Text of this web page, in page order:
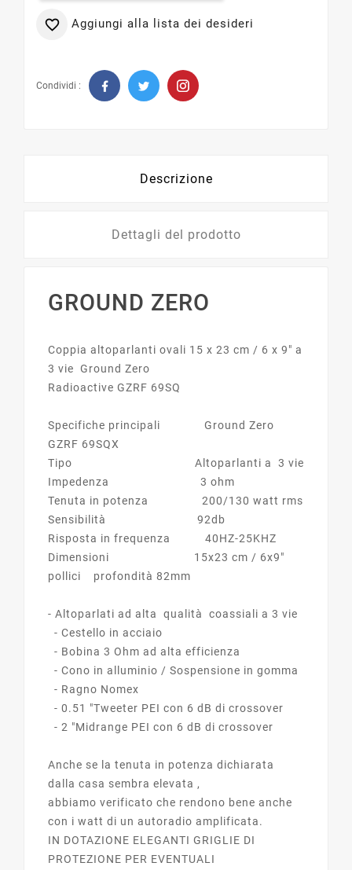
 Aggiungi alla lista dei desideri
Condividi :
Descrizione
Dettagli del prodotto
GROUND ZERO
Coppia altoparlanti ovali 15 x 23 cm / 6 x 9" a
3 vie Ground Zero
Radioactive GZRF 69SQ
Specifiche principali Ground Zero
GZRF 69SQX
Tipo Altoparlanti a 3 vie
Impedenza 3 ohm
Tenuta in potenza 200/130 watt rms
Sensibilità 92db
Risposta in frequenza 40HZ-25KHZ
Dimensioni 15x23 cm / 6x9"
pollici profondità 82mm
- Altoparlati ad alta qualità coassiali a 3 vie
- Cestello in acciaio
- Bobina 3 Ohm ad alta efficienza
- Cono in alluminio / Sospensione in gomma
- Ragno Nomex
- 0.51 "Tweeter PEI con 6 dB di crossover
- 2 "Midrange PEI con 6 dB di crossover
Anche se la tenuta in potenza dichiarata
dalla casa sembra elevata ,
abbiamo verificato che rendono bene anche
con i watt di un autoradio amplificata.
IN DOTAZIONE ELEGANTI GRIGLIE DI
PROTEZIONE PER EVENTUALI